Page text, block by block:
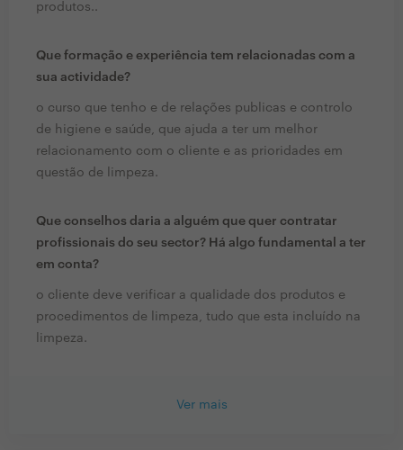
produtos..
Que formação e experiência tem relacionadas com a
sua actividade?
o curso que tenho e de relações publicas e controlo
de higiene e saúde, que ajuda a ter um melhor
relacionamento com o cliente e as prioridades em
questão de limpeza.
Que conselhos daria a alguém que quer contratar
profissionais do seu sector? Há algo fundamental a ter
em conta?
o cliente deve verificar a qualidade dos produtos e
procedimentos de limpeza, tudo que esta incluído na
limpeza.
Ver mais